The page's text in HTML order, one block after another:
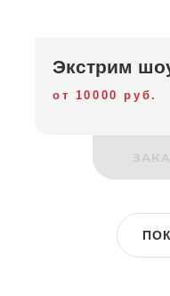
Экстрим
от 10000 руб.